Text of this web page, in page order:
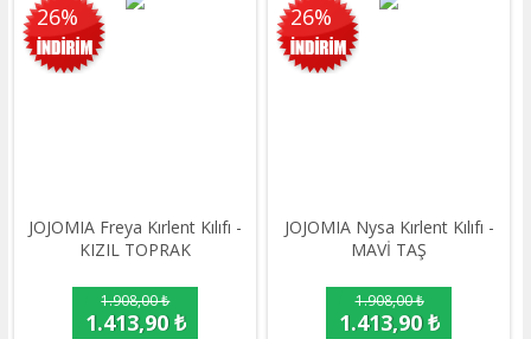
26%
JOJOMIA Freya Kırlent Kılıfı -
KIZIL TOPRAK
1.908,00 ₺
1.413,90 ₺
26%
JOJOMIA Nysa Kırlent Kılıfı -
MAVİ TAŞ
1.908,00 ₺
1.413,90 ₺